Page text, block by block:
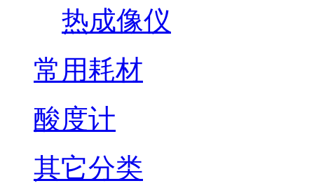
热成像仪
常用耗材
酸度计
其它分类